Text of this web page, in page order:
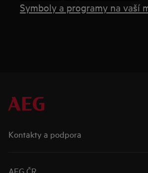
Symboly a programy na vaší
Kontakty a podpora